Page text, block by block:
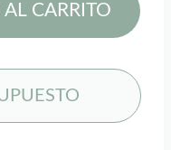
CARRITO